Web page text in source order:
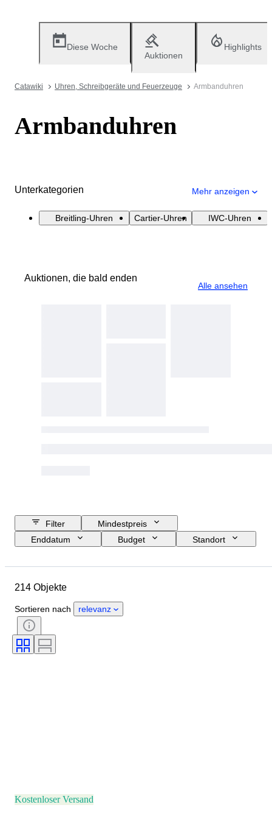
Diese Woche
Auktionen
Highlights
Catawiki Uhren, Schreibgeräte und Feuerzeuge Armbanduhren
Armbanduhren
Unterkategorien Mehr anzeigen
Breitling-Uhren Cartier-Uhren IWC-Uhren
Auktionen, die bald enden
Alle ansehen
Filter
Mindestpreis
Enddatum
Budget
Standort
Material
Periode
Uhrwerk
Material Uhrenarmband
Modell
214 Objekte
Sortieren nach relevanz
Kostenloser Versand